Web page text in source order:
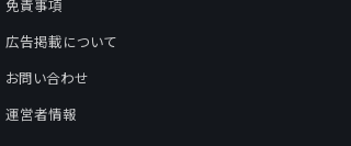
免責事項
広告掲載について
お問い合わせ
運営者情報